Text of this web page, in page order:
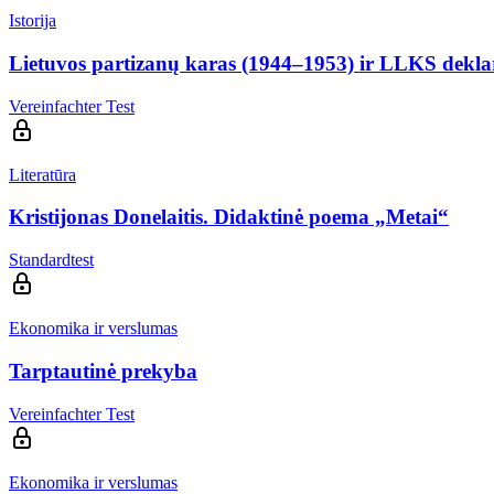
Istorija
Lietuvos partizanų karas (1944–1953) ir LLKS
Vereinfachter Test
Literatūra
Kristijonas Donelaitis. Didaktinė poema „Metai“
Standardtest
Ekonomika ir verslumas
Tarptautinė prekyba
Vereinfachter Test
Ekonomika ir verslumas